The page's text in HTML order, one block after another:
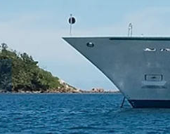
Mittelamerika